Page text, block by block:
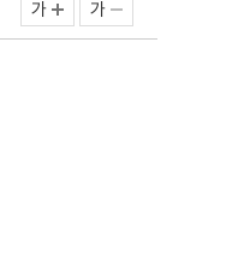
가 가